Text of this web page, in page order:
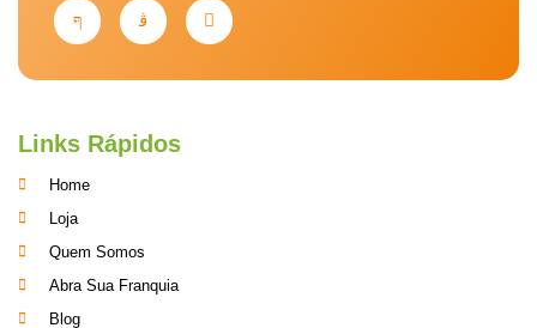
Links Rápidos
Home
Loja
Quem Somos
Abra Sua Franquia
Blog